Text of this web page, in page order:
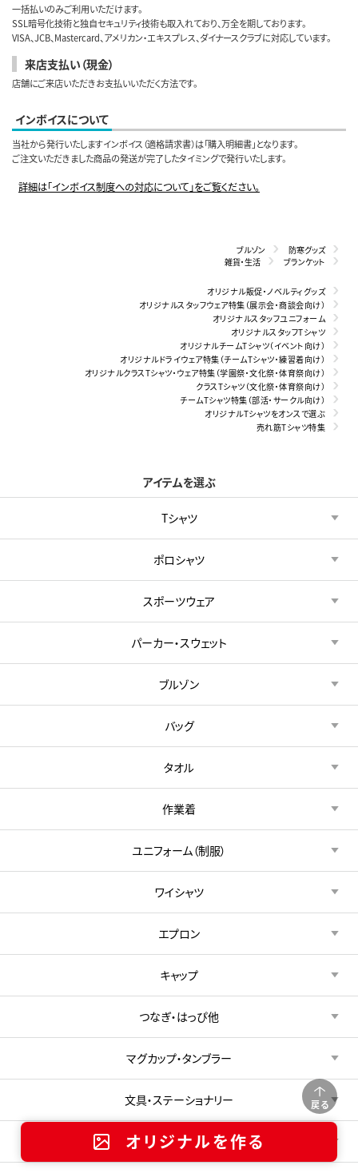
戻る
オリジナルを作る
一括払いのみご利用いただけます。
SSL暗号化技術と独自セキュリティ技術も取入れており、万全を期しております。
VISA、JCB、Mastercard、アメリカン・エキスプレス、ダイナースクラブに対応しています。
来店支払い（現金）
店舗にご来店いただきお支払いいただく方法です。
インボイスについて
当社から発行いたしますインボイス（適格請求書）は「購入明細書」となります。
ご注文いただきました商品の発送が完了したタイミングで発行いたします。
詳細は「インボイス制度への対応について」をご覧ください。
ブルゾン
防寒グッズ
雑貨・生活
ブランケット
オリジナル販促・ノベルティグッズ
オリジナルスタッフウェア特集（展示会・商談会向け）
オリジナルスタッフユニフォーム
オリジナルスタッフTシャツ
オリジナルチームTシャツ（イベント向け）
オリジナルドライウェア特集（チームTシャツ・練習着向け）
オリジナルクラスTシャツ・ウェア特集（学園祭・文化祭・体育祭向け）
クラスTシャツ（文化祭・体育祭向け）
チームTシャツ特集（部活・サークル向け）
オリジナルTシャツをオンスで選ぶ
売れ筋Tシャツ特集
アイテムを選ぶ
Tシャツ
ポロシャツ
スポーツウェア
パーカー・スウェット
ブルゾン
バッグ
タオル
作業着
ユニフォーム（制服）
ワイシャツ
エプロン
キャップ
つなぎ・はっぴ他
マグカップ・タンブラー
文具・ステーショナリー
雑貨・生活